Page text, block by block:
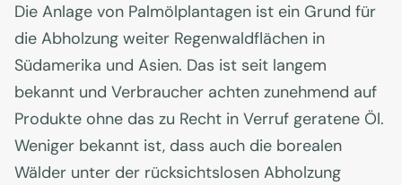
Die Anlage von Palmölplantagen ist ein Grund für
die Abholzung weiter Regenwaldflächen in
Südamerika und Asien. Das ist seit langem
bekannt und Verbraucher achten zunehmend auf
Produkte ohne das zu Recht in Verruf geratene Öl.
Weniger bekannt ist, dass auch die borealen
Wälder unter der rücksichtslosen Abholzung